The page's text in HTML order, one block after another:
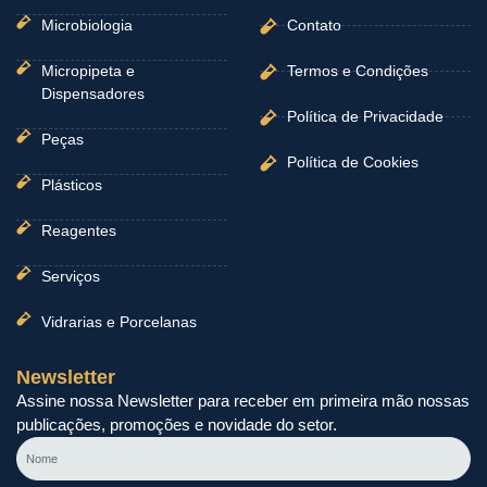
Microbiologia
Micropipeta e
Dispensadores
Peças
Plásticos
Reagentes
Serviços
Vidrarias e Porcelanas
Contato
Termos e Condições
Política de Privacidade
Política de Cookies
Newsletter
Assine nossa Newsletter para receber em primeira mão nossas
publicações, promoções e novidade do setor.
Nome